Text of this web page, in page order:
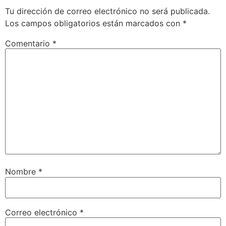
Tu dirección de correo electrónico no será publicada.
Los campos obligatorios están marcados con *
Comentario *
Nombre *
Correo electrónico *